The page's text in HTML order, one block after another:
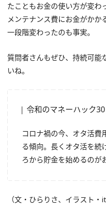
たこともお金の使い方が変わ
メンテナンス費にお金がかか
一段階変わったのも事実。
質問者さんもぜひ、持続可能
いね。
令和のマネーハック30
コロナ禍の今、オタ活費
る傾向。長くオタ活を続
ろから貯金を始めるのが
（文・ひらりさ、イラスト・